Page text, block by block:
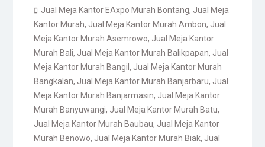
Jual Meja Kantor EAxpo Murah Bontang, Jual Meja
Kantor Murah, Jual Meja Kantor Murah Ambon, Jual
Meja Kantor Murah Asemrowo, Jual Meja Kantor
Murah Bali, Jual Meja Kantor Murah Balikpapan, Jual
Meja Kantor Murah Bangil , Jual Meja Kantor Murah
Bangkalan, Jual Meja Kantor Murah Banjarbaru, Jual
Meja Kantor Murah Banjarmasin, Jual Meja Kantor
Murah Banyuwangi, Jual Meja Kantor Murah Batu,
Jual Meja Kantor Murah Baubau, Jual Meja Kantor
Murah Benowo, Jual Meja Kantor Murah Biak, Jual